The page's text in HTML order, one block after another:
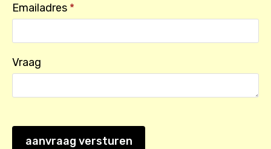
Emailadres *
Vraag
aanvraag versturen